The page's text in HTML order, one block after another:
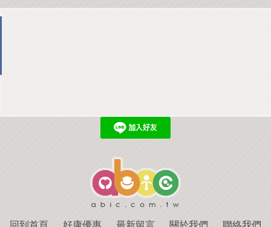
回到首頁 好康優惠 最新留言 關於我們 聯絡我們